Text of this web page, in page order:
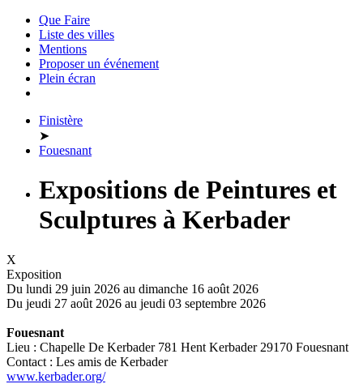
Que Faire
Liste des villes
Mentions
Proposer un événement
Plein écran
Finistère
➤
Fouesnant
Expositions de Peintures et
Sculptures à Kerbader
X
Exposition
Du lundi 29 juin 2026 au dimanche 16 août 2026
Du jeudi 27 août 2026 au jeudi 03 septembre 2026
Fouesnant
Lieu : Chapelle De Kerbader 781 Hent Kerbader 29170 Fouesnant
Contact : Les amis de Kerbader
www.kerbader.org/